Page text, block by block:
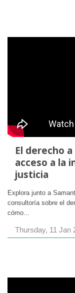
El derecho
acceso a la
justicia
Explora junto a
consultoría sobre el
cómo...
Thursday, 11 Jan